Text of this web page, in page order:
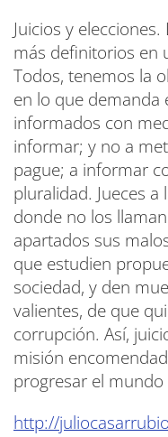
Juicios y
más definitorios en
Todos, tenemos la
en lo que demanda
informados con
informar; y no a
pague; a informar
pluralidad. Jueces
donde no los
apartados sus
que estudien
sociedad, y den
valientes, de que
corrupción. Así,
misión
progresar el mundo
http://